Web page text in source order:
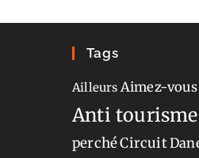
Tags
Ailleurs Aimez-
Anti tourisme
perchéCircuit